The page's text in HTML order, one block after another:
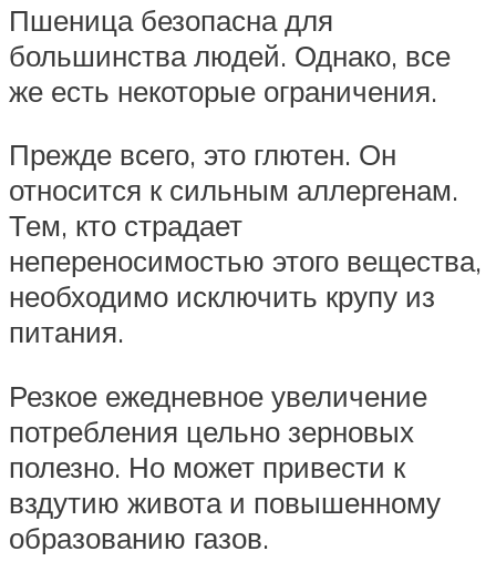
Пшеница безопасна для
большинства людей. Однако, все
же есть некоторые ограничения.
Прежде всего, это глютен. Он
относится к сильным аллергенам.
Тем, кто страдает
непереносимостью этого вещества,
необходимо исключить крупу из
питания.
Резкое ежедневное увеличение
потребления цельно зерновых
полезно. Но может привести к
вздутию живота и повышенному
образованию газов.